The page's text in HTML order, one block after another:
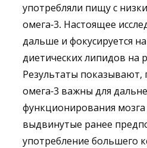
употребляли пищу с
омега-3. Настоящее
дальше и фокусируется
диетических липидов на
Результаты показывают,
омега-3 важны для
функционирования
выдвинутые ранее
употребление большего